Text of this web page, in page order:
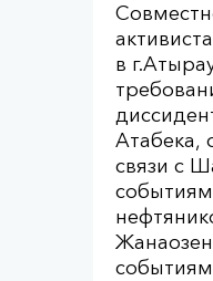
в
Атабека,
связи с